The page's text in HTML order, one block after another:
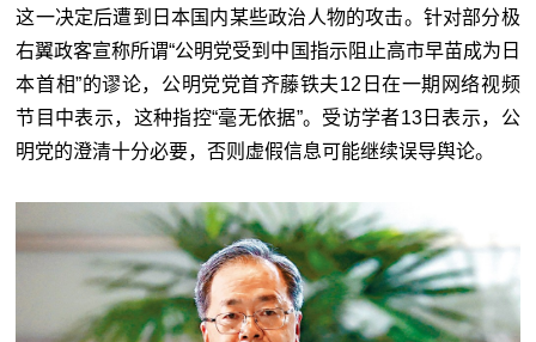
这一决定后遭到日本国内某些政治人物的攻击。针对部分极
右翼政客宣称所谓“公明党受到中国指示阻止高市早苗成为日
本首相”的谬论，公明党党首齐藤铁夫12日在一期网络视频
节目中表示，这种指控“毫无依据”。受访学者13日表示，公
明党的澄清十分必要，否则虚假信息可能继续误导舆论。